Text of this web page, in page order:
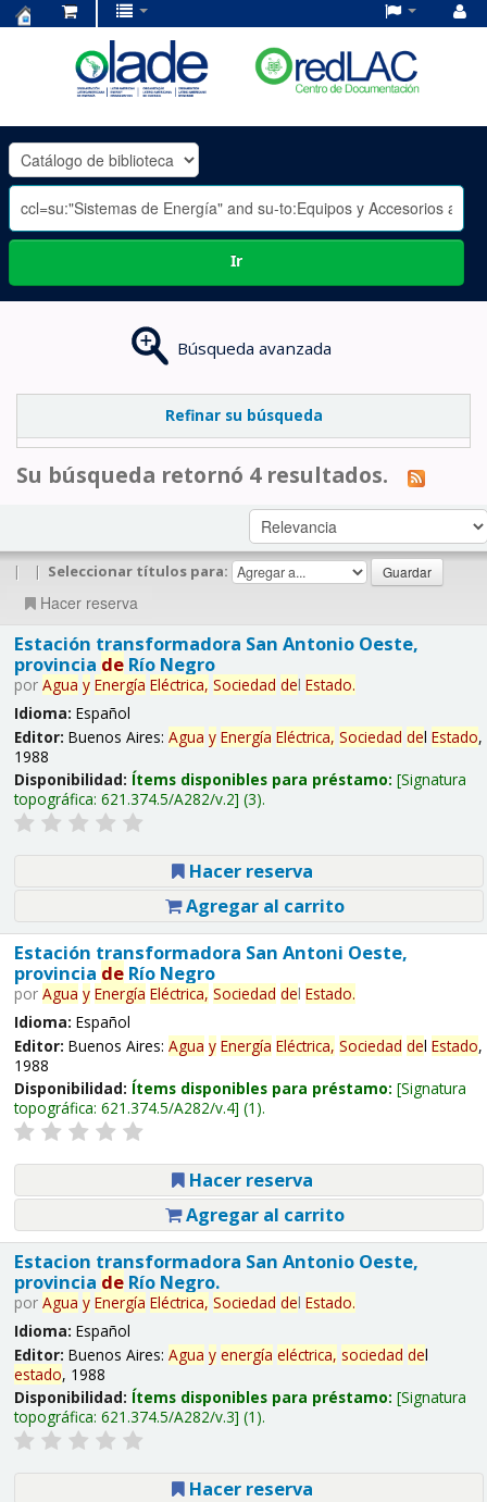
OLADE
-
Ir
Búsqueda avanzada
Refinar su búsqueda
Su búsqueda retornó 4 resultados.
| | Seleccionar títulos para:
Hacer reserva
Estación transformadora San Antonio Oeste,
provincia deRío Negro
por Agua y Energía Eléctrica, Sociedad del Estado.
Idioma: Español
Editor: Buenos Aires: Agua y Energía Eléctrica, Sociedad del Estado,
1988
Disponibilidad: Ítems disponibles para préstamo: Signatura
topográfica: 621.374.5/A282/v.2 (3).
Hacer reserva
Agregar al carrito
Estación transformadora San Antoni Oeste,
provincia deRío Negro
por Agua y Energía Eléctrica, Sociedad del Estado.
Idioma: Español
Editor: Buenos Aires: Agua y Energía Eléctrica, Sociedad del Estado,
1988
Disponibilidad: Ítems disponibles para préstamo: Signatura
topográfica: 621.374.5/A282/v.4 (1).
Hacer reserva
Agregar al carrito
Estacion transformadora San Antonio Oeste,
provincia deRío Negro.
por Agua y Energía Eléctrica, Sociedad del Estado.
Idioma: Español
Editor: Buenos Aires: Agua y energía eléctrica, sociedad del
estado, 1988
Disponibilidad: Ítems disponibles para préstamo: Signatura
topográfica: 621.374.5/A282/v.3 (1).
Hacer reserva